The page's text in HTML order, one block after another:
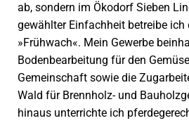
ab, sondern im Ökodorf Sieben
gewählter Einfachheit betreibe ich
»Frühwach«. Mein Gewerbe
Bodenbearbeitung für den
Gemeinschaft sowie die
Wald für Brennholz- und
hinaus unterrichte ich